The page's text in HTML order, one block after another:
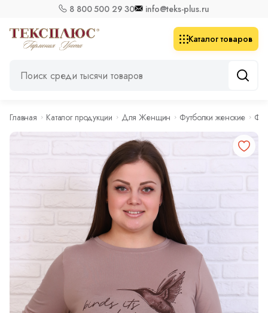
8 800 500 29 30 info@teks-plus.ru
Каталог товаров
Главная Каталог продукции Для Женщин Футболки женские